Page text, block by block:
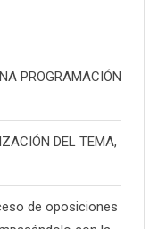
PROGRAMACIÓN
DEL TEMA,
de oposiciones